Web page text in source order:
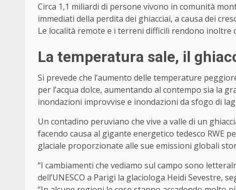
Circa 1,1 miliardi di persone vivono in comunità
immediati della perdita dei ghiacciai, a causa dei
Le località remote e i terreni difficili rendono inoltre
La temperatura sale, il
Si prevede che l’aumento delle temperature
per l’acqua dolce, aumentando al contempo sia la
inondazioni improvvise e inondazioni da sfogo di
Un contadino peruviano che vive a valle di un
facendo causa al gigante energetico tedesco RWE
glaciale proporzionate alle sue emissioni globali
“I cambiamenti che vediamo sul campo sono
dell’UNESCO a Parigi la glaciologa Heidi Sevestre,